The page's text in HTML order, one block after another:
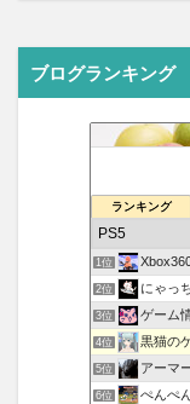
ブログランキング
ランキング
1位
2位 にゃっ
3位 ゲーム
4位 黒猫の
5位 アーマ
6位 ぺんぺ